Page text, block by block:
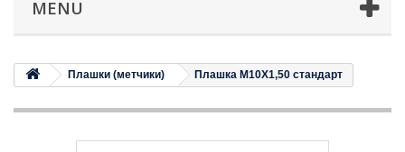
MENU
Плашки (метчики) Плашка M10X1,50 стандарт